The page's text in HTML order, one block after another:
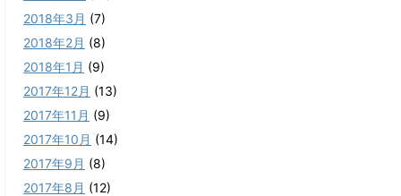
2018年3月 (7)
2018年2月 (8)
2018年1月 (9)
2017年12月 (13)
2017年11月 (9)
2017年10月 (14)
2017年9月 (8)
2017年8月 (12)